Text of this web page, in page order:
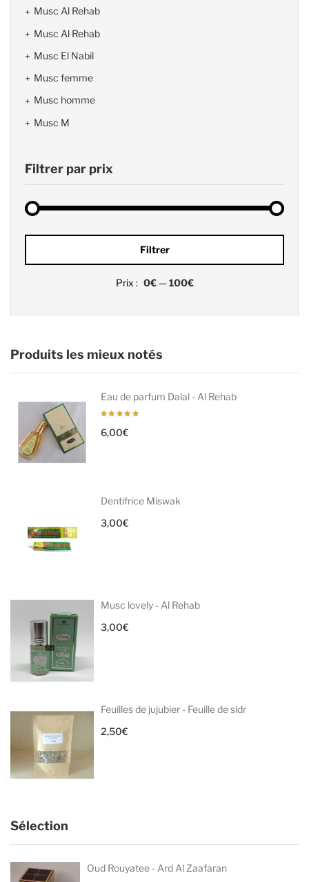
Musc Al Rehab
Musc Al Rehab
Musc El Nabil
Musc femme
Musc homme
Musc M
Filtrer par prix
min
max
Filtrer
Prix : 0€—100€
Produits les mieux notés
Eau de parfum Dalal - Al Rehab
6,00€
Dentifrice Miswak
3,00€
Musc lovely - Al Rehab
3,00€
Feuilles de jujubier - Feuille de sidr
2,50€
Sélection
Oud Rouyatee - Ard Al Zaafaran